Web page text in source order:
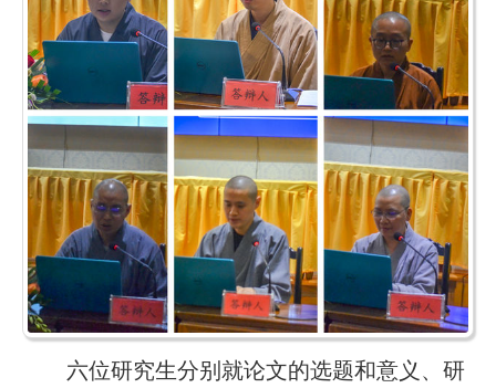
六位研究生分别就论文的选题和意义、研